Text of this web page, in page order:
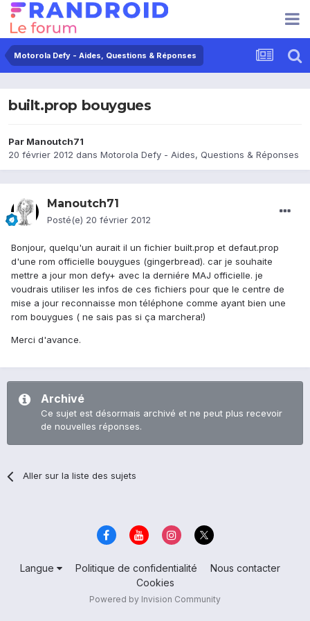
Motorola Defy - Aides, Questions & Réponses
built.prop bouygues
Par Manoutch71
20 février 2012 dans Motorola Defy - Aides, Questions & Réponses
Manoutch71
Posté(e) 20 février 2012
Bonjour, quelqu'un aurait il un fichier built.prop et defaut.prop
d'une rom officielle bouygues (gingerbread). car je souhaite
mettre a jour mon defy+ avec la derniére MAJ officielle. je
voudrais utiliser les infos de ces fichiers pour que le centre de
mise a jour reconnaisse mon téléphone comme ayant bien une
rom bouygues ( ne sais pas si ça marchera!)
Merci d'avance.
Archivé
Ce sujet est désormais archivé et ne peut plus recevoir
de nouvelles réponses.
Aller sur la liste des sujets
Langue Politique de confidentialité
Nous contacter
Cookies
Powered by Invision Community